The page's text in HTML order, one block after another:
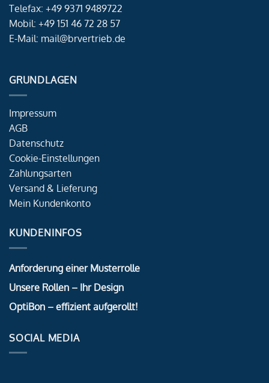
Telefax: +49 9371 9489722
Mobil: +49 151 46 72 28 57
E-Mail: mail@brvertrieb.de
GRUNDLAGEN
Impressum
AGB
Datenschutz
Cookie-Einstellungen
Zahlungsarten
Versand & Lieferung
Mein Kundenkonto
KUNDENINFOS
Anforderung einer Musterrolle
Unsere Rollen – Ihr Design
OptiBon – effizient aufgerollt!
SOCIAL MEDIA